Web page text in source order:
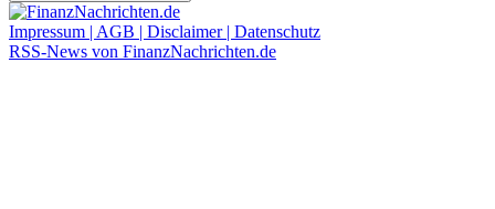
Impressum | AGB | Disclaimer | Datenschutz
RSS-News von FinanzNachrichten.de